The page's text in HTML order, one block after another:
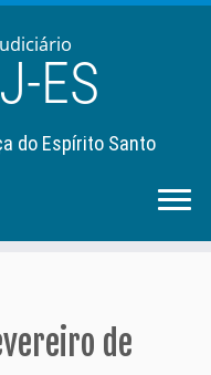
do Espírito Santo
de